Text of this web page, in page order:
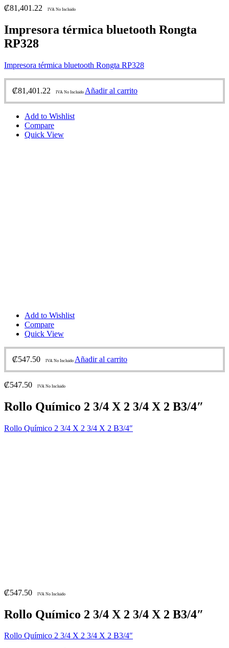
₡81,401.22 IVA No Incluido
Impresora térmica bluetooth Rongta
RP328
Impresora térmica bluetooth Rongta RP328
₡81,401.22 IVA No Incluido Añadir al carrito
Add to Wishlist
Compare
Quick View
Add to Wishlist
Compare
Quick View
₡547.50 IVA No Incluido Añadir al carrito
₡547.50 IVA No Incluido
Rollo Químico 2 3/4 X 2 3/4 X 2 B3/4″
Rollo Químico 2 3/4 X 2 3/4 X 2 B3/4″
₡547.50 IVA No Incluido
Rollo Químico 2 3/4 X 2 3/4 X 2 B3/4″
Rollo Químico 2 3/4 X 2 3/4 X 2 B3/4″